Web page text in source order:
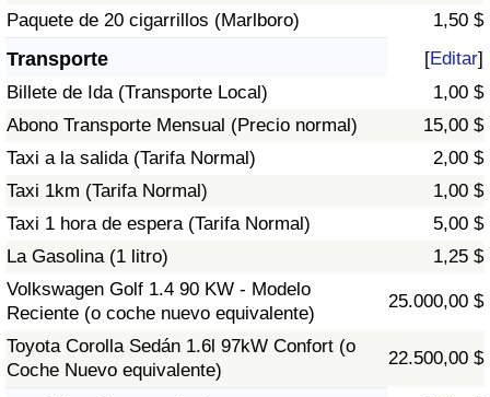
Paquete de 20 cigarrillos (Marlboro)
1,50 $
Transporte [Editar]
Billete de Ida (Transporte Local)
1,00 $
Abono Transporte Mensual (Precio normal)
15,00 $
Taxi a la salida (Tarifa Normal)
2,00 $
Taxi 1km (Tarifa Normal)
1,00 $
Taxi 1 hora de espera (Tarifa Normal)
5,00 $
La Gasolina (1 litro)
1,25 $
Volkswagen Golf 1.4 90 KW - Modelo
Reciente (o coche nuevo equivalente)
25.000,00 $
Toyota Corolla Sedán 1.6l 97kW Confort (o
Coche Nuevo equivalente)
22.500,00 $
Índice de Tráfico por País